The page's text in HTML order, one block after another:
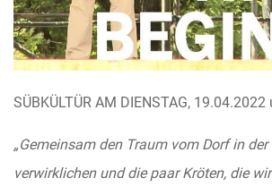
SÜBKÜLTÜR AM DIENSTAG,
„Gemeinsam den Traum vom Dorf in der
verwirklichen und die paar Kröten, die